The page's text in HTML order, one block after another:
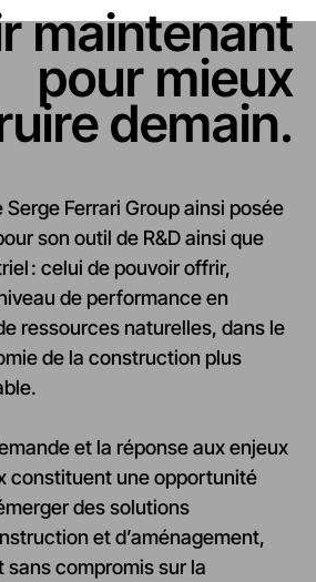
maintenant
pour mieux
demain.
Serge Ferrari Group ainsi posée
son outil de R&D ainsi que
: celui de pouvoir offrir,
de performance en
ressources naturelles, dans le
de la construction plus
et la réponse aux enjeux
constituent une opportunité
des solutions
et d’aménagement,
sans compromis sur la